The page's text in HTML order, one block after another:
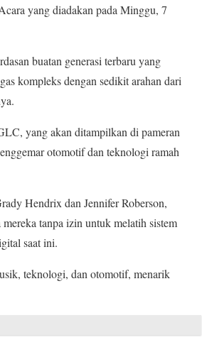
yang diadakan pada Minggu, 7
buatan generasi terbaru yang
kompleks dengan sedikit arahan dari
yang akan ditampilkan di pameran
otomotif dan teknologi ramah
Hendrix dan Jennifer Roberson,
tanpa izin untuk melatih sistem
saat ini.
teknologi, dan otomotif, menarik